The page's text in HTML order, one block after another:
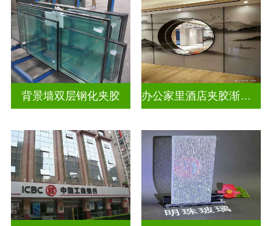
背景墙双层钢化夹胶 办公家里酒店夹胶渐变玻璃